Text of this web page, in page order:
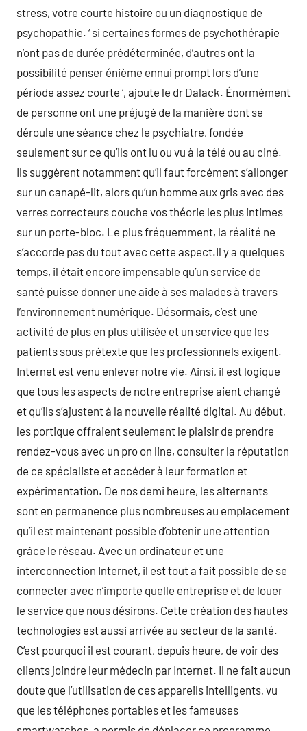
stress, votre courte histoire ou un diagnostique de
psychopathie. ‘ si certaines formes de psychothérapie
n’ont pas de durée prédéterminée, d’autres ont la
possibilité penser énième ennui prompt lors d’une
période assez courte ‘, ajoute le dr Dalack. Énormément
de personne ont une préjugé de la manière dont se
déroule une séance chez le psychiatre, fondée
seulement sur ce qu’ils ont lu ou vu à la télé ou au ciné.
Ils suggèrent notamment qu’il faut forcément s’allonger
sur un canapé-lit, alors qu’un homme aux gris avec des
verres correcteurs couche vos théorie les plus intimes
sur un porte-bloc. Le plus fréquemment, la réalité ne
s’accorde pas du tout avec cette aspect.Il y a quelques
temps, il était encore impensable qu’un service de
santé puisse donner une aide à ses malades à travers
l’environnement numérique. Désormais, c’est une
activité de plus en plus utilisée et un service que les
patients sous prétexte que les professionnels exigent.
Internet est venu enlever notre vie. Ainsi, il est logique
que tous les aspects de notre entreprise aient changé
et qu’ils s’ajustent à la nouvelle réalité digital. Au début,
les portique offraient seulement le plaisir de prendre
rendez-vous avec un pro on line, consulter la réputation
de ce spécialiste et accéder à leur formation et
expérimentation. De nos demi heure, les alternants
sont en permanence plus nombreuses au emplacement
qu’il est maintenant possible d’obtenir une attention
grâce le réseau. Avec un ordinateur et une
interconnection Internet, il est tout a fait possible de se
connecter avec n’importe quelle entreprise et de louer
le service que nous désirons. Cette création des hautes
technologies est aussi arrivée au secteur de la santé.
C’est pourquoi il est courant, depuis heure, de voir des
clients joindre leur médecin par Internet. Il ne fait aucun
doute que l’utilisation de ces appareils intelligents, vu
que les téléphones portables et les fameuses